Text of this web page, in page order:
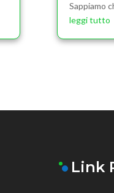
Sappiamo
leggi tutto
Link